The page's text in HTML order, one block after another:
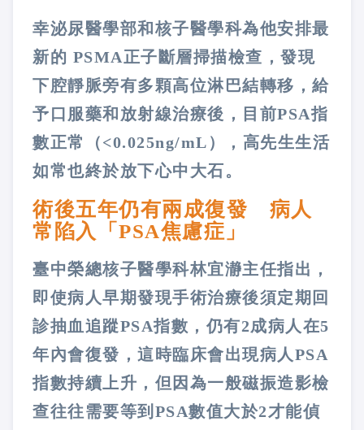
幸泌尿醫學部和核子醫學科為他安排最
新的 PSMA正子斷層掃描檢查，發現
下腔靜脈旁有多顆高位淋巴結轉移，給
予口服藥和放射線治療後，目前PSA指
數正常（<0.025ng/mL），高先生生活
如常也終於放下心中大石。
術後五年仍有兩成復發 病人
常陷入「PSA焦慮症」
臺中榮總核子醫學科林宜瀞主任指出，
即使病人早期發現手術治療後須定期回
診抽血追蹤PSA指數，仍有2成病人在5
年內會復發，這時臨床會出現病人PSA
指數持續上升，但因為一般磁振造影檢
查往往需要等到PSA數值大於2才能偵